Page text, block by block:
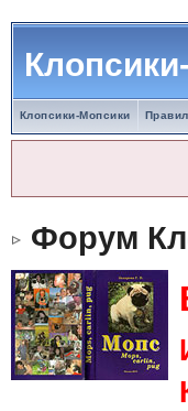
Клопсики-Мопсики
Форум